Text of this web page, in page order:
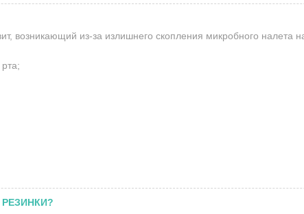
возникающий из-за излишнего скопления микробного налета